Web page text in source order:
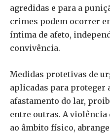
agredidas e para a
crimes podem ocorrer
íntima de afeto,
convivência.
Medidas protetivas de
aplicadas para proteger
afastamento do lar,
entre outras. A
ao âmbito físico,